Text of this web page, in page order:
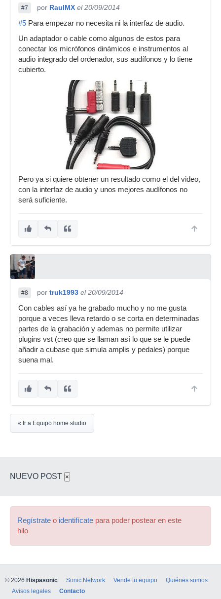
#7 por RaulMX el 20/09/2014
#5 Para empezar no necesita ni la interfaz de audio.
Un adaptador o cable como algunos de estos para
conectar los micrófonos dinámicos e instrumentos al
audio integrado del ordenador, sus audífonos y lo tiene
cubierto.
Pero ya si quiere obtener un resultado como el del video,
con la interfaz de audio y unos mejores audífonos no
será suficiente.
#8 por truk1993 el 20/09/2014
Con cables así ya he grabado mucho y no me gusta
porque a veces lleva retardo o se corta en determinadas
partes de la grabación y ademas no permite utilizar
plugins vst (creo que se llaman así lo que se le puede
añadir a cubase que simula amplis y pedales) porque
suena mal.
« Ir a Equipo home studio
NUEVO POST ×
Regístrate o identifícate para poder postear en este
hilo
© 2026 Hispasonic Sonic Network Vende tu equipo
Quiénes somos
Avisos legales
Contacto